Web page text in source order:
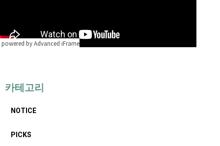
powered by Advanced iFrame
카테고리
NOTICE
PICKS